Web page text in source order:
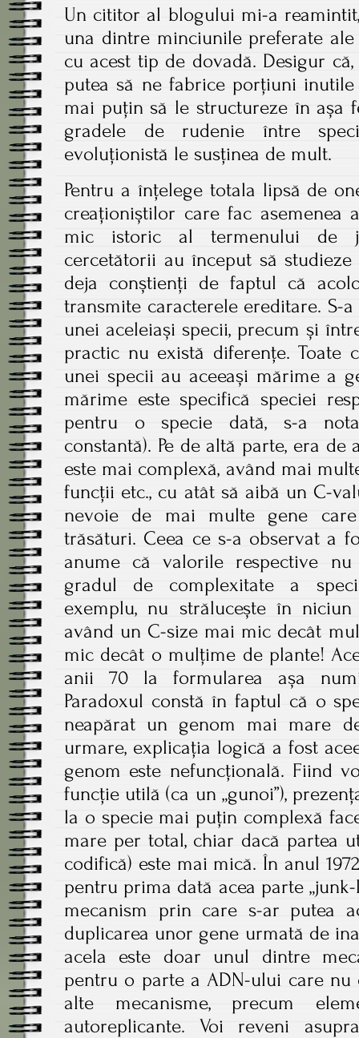
Un cititor al blogului mi-a
una dintre minciunile preferate
cu acest tip de dovadă. Desigur
putea să ne fabrice porțiuni
mai puțin să le structureze în așa
gradele de rudenie între
evoluționistă le susținea de mult.
Pentru a înțelege totala lipsă de
creaționiștilor care fac asemenea
mic istoric al termenului de
cercetătorii au început să
deja conștienți de faptul că
transmite caracterele ereditare. S-
unei aceleiași specii, precum și
practic nu există diferențe. Toate
unei specii au aceeași mărime a
mărime este specifică speciei
pentru o specie dată, s-a
constantă). Pe de altă parte, era de
este mai complexă, având mai
funcții etc., cu atât să aibă un C-
nevoie de mai multe gene
trăsături. Ceea ce s-a observat a
anume că valorile respective
gradul de complexitate a
exemplu, nu strălucește în
având un C-size mai mic decât
mic decât o mulțime de plante!
anii 70 la formularea așa
Paradoxul constă în faptul că o
neapărat un genom mai mare
urmare, explicația logică a fost
genom este nefuncțională. Fiind
funcție utilă (ca un „gunoi”),
la o specie mai puțin complexă
mare per total, chiar dacă partea
codifică) este mai mică. În anul
pentru prima dată acea parte
mecanism prin care s-ar putea
duplicarea unor gene urmată de
acela este doar unul dintre
pentru o parte a ADN-ului care nu
alte mecanisme, precum
autoreplicante. Voi reveni